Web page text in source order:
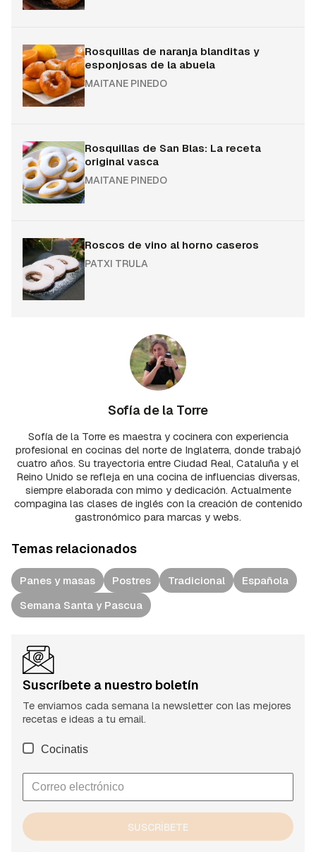
Rosquillas de naranja blanditas y
esponjosas de la abuela
MAITANE PINEDO
Rosquillas de San Blas: La receta
original vasca
MAITANE PINEDO
Roscos de vino al horno caseros
PATXI TRULA
Sofía de la Torre
Sofía de la Torre es maestra y cocinera con experiencia
profesional en cocinas del norte de Inglaterra, donde trabajó
cuatro años. Su trayectoria entre Ciudad Real, Cataluña y el
Reino Unido se refleja en una cocina de influencias diversas,
siempre elaborada con mimo y dedicación. Actualmente
compagina las clases de inglés con la creación de contenido
gastronómico para marcas y webs.
Temas relacionados
Panes y masas Postres Tradicional
Española
Semana Santa y Pascua
Suscríbete a nuestro boletín
Te enviamos cada semana la newsletter con las mejores
recetas e ideas a tu email.
Cocinatis
SUSCRÍBETE